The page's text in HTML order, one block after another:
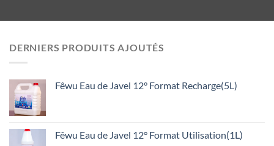
DERNIERS PRODUITS AJOUTÉS
Fêwu Eau de Javel 12° Format Recharge(5L)
Fêwu Eau de Javel 12° Format Utilisation(1L)